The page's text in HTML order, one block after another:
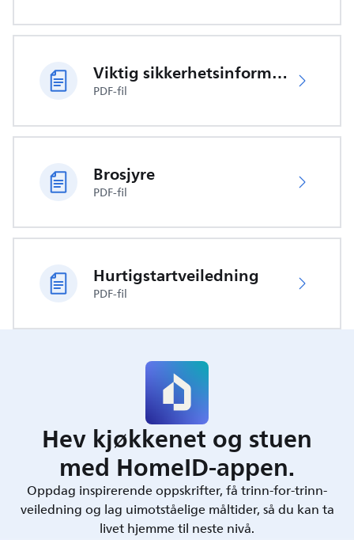
Viktig sikkerhetsinformasjon
PDF-fil
Brosjyre
PDF-fil
Hurtigstartveiledning
PDF-fil
Hev kjøkkenet og stuen
med HomeID-appen.
Oppdag inspirerende oppskrifter, få trinn-for-trinn-
veiledning og lag uimotståelige måltider, så du kan ta
livet hjemme til neste nivå.